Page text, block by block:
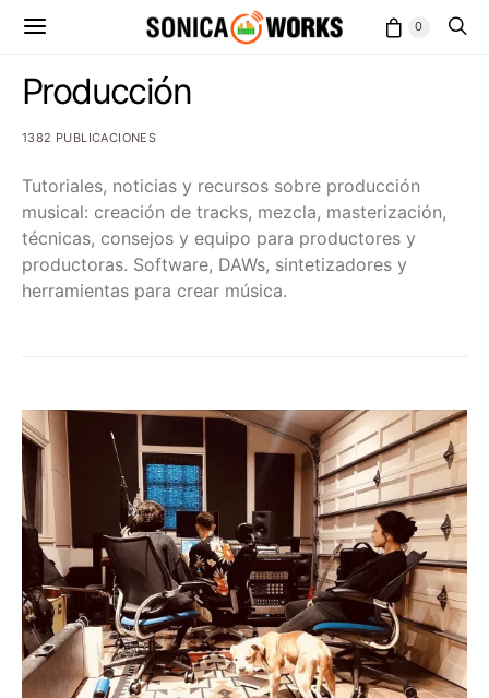
0
Producción
1382 PUBLICACIONES
Tutoriales, noticias y recursos sobre producción
musical: creación de tracks, mezcla, masterización,
técnicas, consejos y equipo para productores y
productoras. Software, DAWs, sintetizadores y
herramientas para crear música.